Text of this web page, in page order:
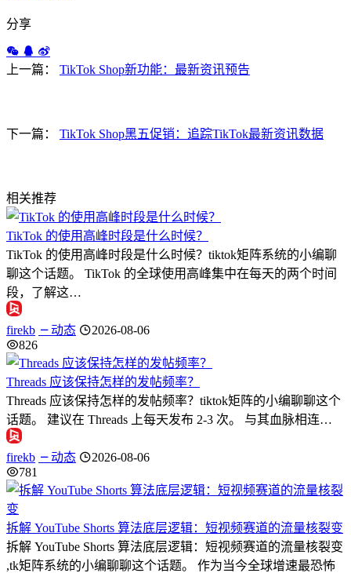
分享
上一篇： TikTok Shop新功能：最新资讯预告
下一篇： TikTok Shop黑五促销：追踪TikTok最新资讯数据
相关推荐
TikTok 的使用高峰时段是什么时候？
TikTok 的使用高峰时段是什么时候？tiktok矩阵系统的小编聊
聊这个话题。 TikTok 的全球使用高峰集中在每天的两个时间
段，了解这…
firekb 动态
2026-08-06
826
Threads 应该保持怎样的发帖频率？
Threads 应该保持怎样的发帖频率？tiktok矩阵的小编聊聊这个
话题。 建议在 Threads 上每天发布 2-3 次。 与其血脉相连…
firekb 动态
2026-08-06
781
拆解 YouTube Shorts 算法底层逻辑：短视频赛道的流量核裂变
拆解 YouTube Shorts 算法底层逻辑：短视频赛道的流量核裂变
,tk矩阵系统的小编聊聊这个话题。 作为当今全球增速最恐怖